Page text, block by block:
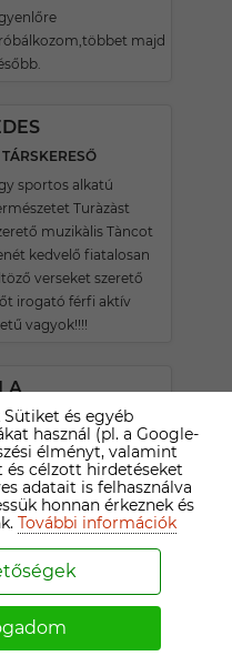
majd
sportos alkatú
Turàzàst
muzikàlis Tàncot
kedvelő fiatalosan
verseket szerető
irogató férfi aktív
vagyok!!!!
szeretni tudó és
méltó vagyok.
esetben a
keresem, nem
és mindent
Már
tökéletes
csak a hiba
belőlem !
és egyéb
használ (pl. a Google-
élményt, valamint
célzott hirdetéseket
adatait is felhasználva
honnan érkeznek és
További információk